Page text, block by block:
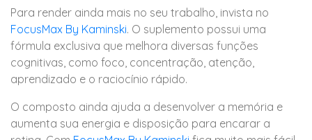
Para render ainda mais no seu trabalho, invista no
FocusMax By Kaminski. O suplemento possui uma
fórmula exclusiva que melhora diversas funções
cognitivas, como foco, concentração, atenção,
aprendizado e o raciocínio rápido.
O composto ainda ajuda a desenvolver a memória e
aumenta sua energia e disposição para encarar a